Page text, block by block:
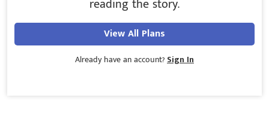
View All Plans
Already have an account? Sign In